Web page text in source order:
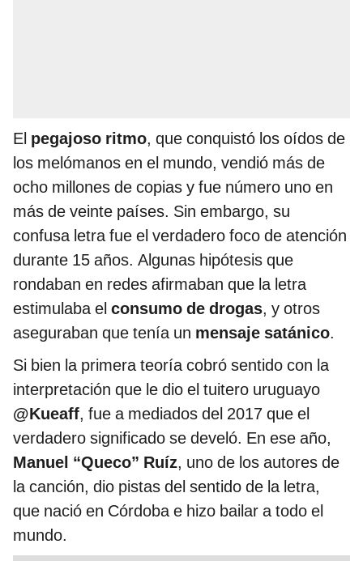
El pegajoso ritmo, que conquistó los oídos de
los melómanos en el mundo, vendió más de
ocho millones de copias y fue número uno en
más de veinte países. Sin embargo, su
confusa letra fue el verdadero foco de atención
durante 15 años. Algunas hipótesis que
rondaban en redes afirmaban que la letra
estimulaba el consumo de drogas, y otros
aseguraban que tenía un mensaje satánico.
Si bien la primera teoría cobró sentido con la
interpretación que le dio el tuitero uruguayo
@Kueaff, fue a mediados del 2017 que el
verdadero significado se develó. En ese año,
Manuel “Queco” Ruíz, uno de los autores de
la canción, dio pistas del sentido de la letra,
que nació en Córdoba e hizo bailar a todo el
mundo.